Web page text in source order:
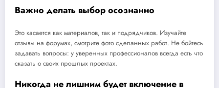
Важно делать выбор осознанно
Это касается как материалов, так и подрядчиков. Изучайте
отзывы на форумах, смотрите фото сделанных работ. Не бойтесь
задавать вопросы: у уверенных профессионалов всегда есть что
сказать о своих прошлых проектах.
Никогда не лишним будет включение в